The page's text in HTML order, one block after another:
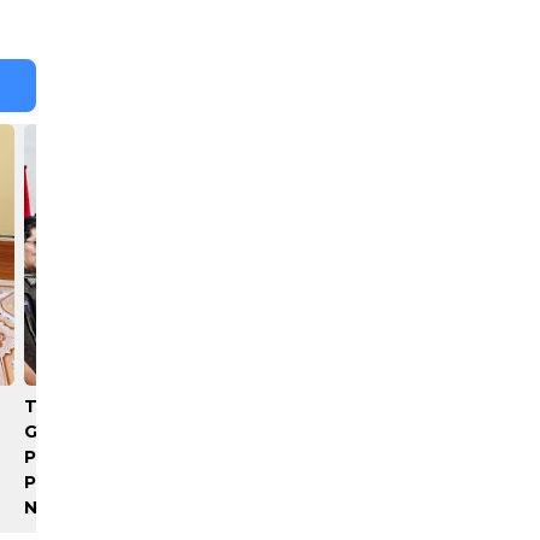
Terima Audiensi BNKP,
Gubernur Bobby Nasution
Paparkan Tiga Prioritas
Pembangunan Kepulauan
Nias